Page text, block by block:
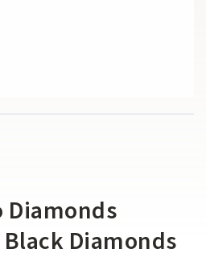
Diamonds
Diamonds